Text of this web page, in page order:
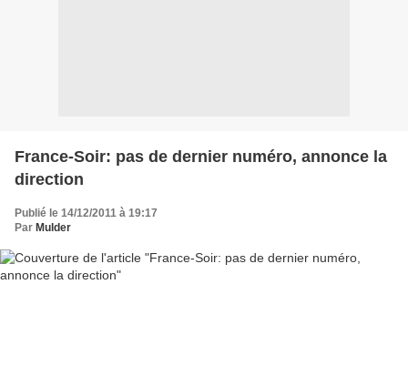
France-Soir: pas de dernier numéro, annonce la
direction
Publié le 14/12/2011 à 19:17
Par Mulder